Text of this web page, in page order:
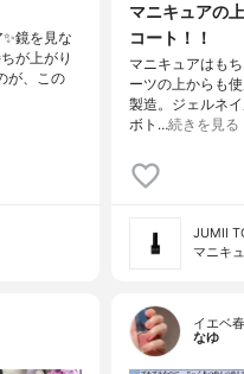
鏡を見な
が上がり
が、この
マニキュアの
コート！！
マニキュアはも
ーツの上からも
製造。ジェルネ
ボト…続きを見る
JUMII
マニキ
イエベ春
なゆ